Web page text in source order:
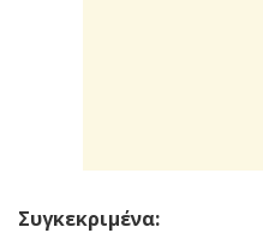
Συγκεκριμένα: